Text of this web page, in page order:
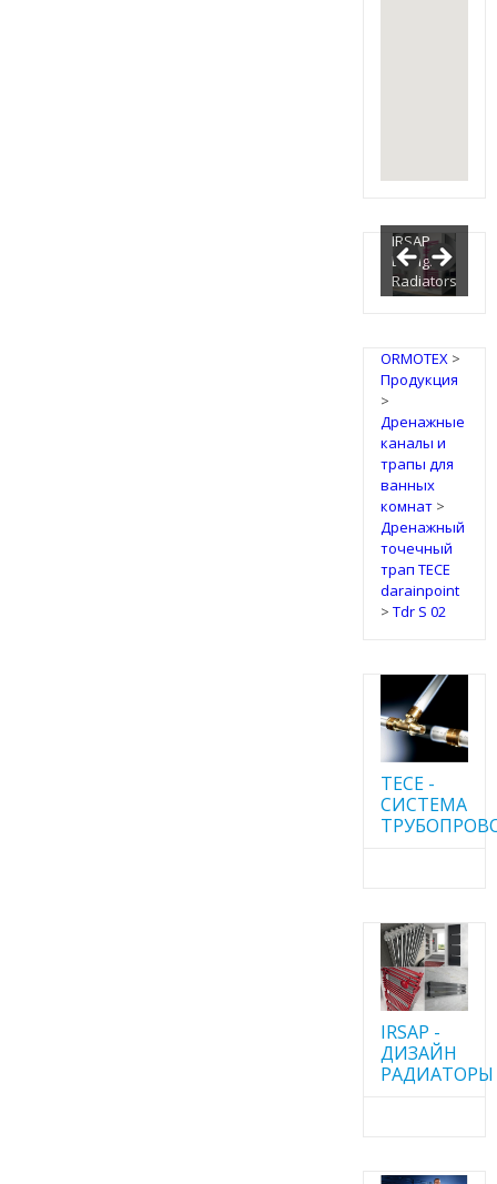
IRSAP
Design
Radiators
ORMOTEX>
Продукция
>
Дренажные
каналы и
трапы для
ванных
комнат>
Дренажный
точечный
трап TECE
darainpoint
> Tdr S 02
TECE -
CИСТЕМА
IRSAP -
ДИЗАЙН
РАДИАТОРЫ